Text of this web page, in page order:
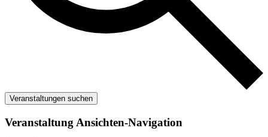
Veranstaltungen suchen
Veranstaltung Ansichten-Navigation